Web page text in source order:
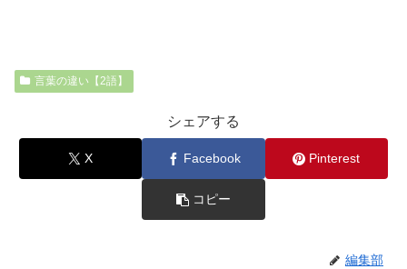
言葉の違い【2語】
シェアする
X Facebook Pinterest
コピー
編集部